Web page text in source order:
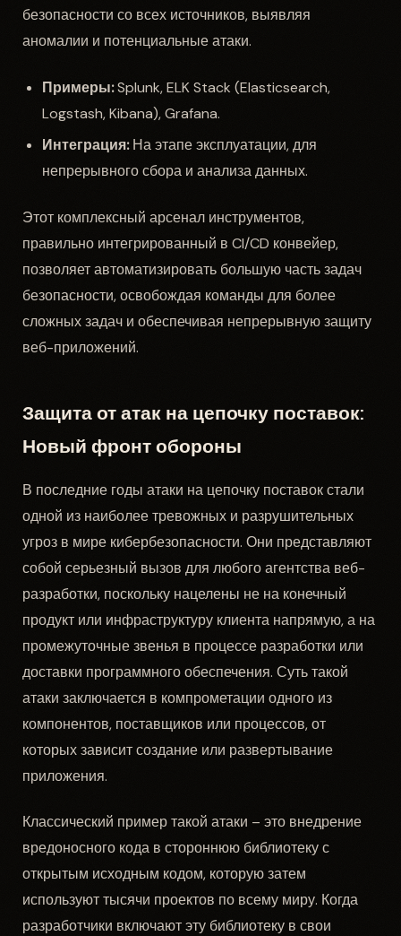
безопасности со всех источников, выявляя
аномалии и потенциальные атаки.
Примеры:Splunk, ELK Stack (Elasticsearch,
Logstash, Kibana), Grafana.
Интеграция:На этапе эксплуатации, для
непрерывного сбора и анализа данных.
Этот комплексный арсенал инструментов,
правильно интегрированный в CI/CD конвейер,
позволяет автоматизировать большую часть задач
безопасности, освобождая команды для более
сложных задач и обеспечивая непрерывную защиту
веб-приложений.
Защита от атак на цепочку поставок:
Новый фронт обороны
В последние годы атаки на цепочку поставок стали
одной из наиболее тревожных и разрушительных
угроз в мире кибербезопасности. Они представляют
собой серьезный вызов для любого агентства веб-
разработки, поскольку нацелены не на конечный
продукт или инфраструктуру клиента напрямую, а на
промежуточные звенья в процессе разработки или
доставки программного обеспечения. Суть такой
атаки заключается в компрометации одного из
компонентов, поставщиков или процессов, от
которых зависит создание или развертывание
приложения.
Классический пример такой атаки – это внедрение
вредоносного кода в стороннюю библиотеку с
открытым исходным кодом, которую затем
используют тысячи проектов по всему миру. Когда
разработчики включают эту библиотеку в свои